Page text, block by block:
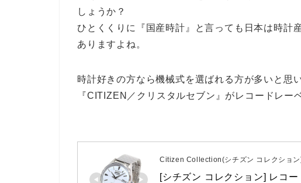
しょうか？
ひとくくりに『国産時計』と言っても日本は時計
ありますよね。
時計好きの方なら機械式を選ばれる方が多いと思
『CITIZEN／クリスタルセブン』がレコードレー
Citizen Collection(シチズン コレクショ
[シチズン コレクション] レコ